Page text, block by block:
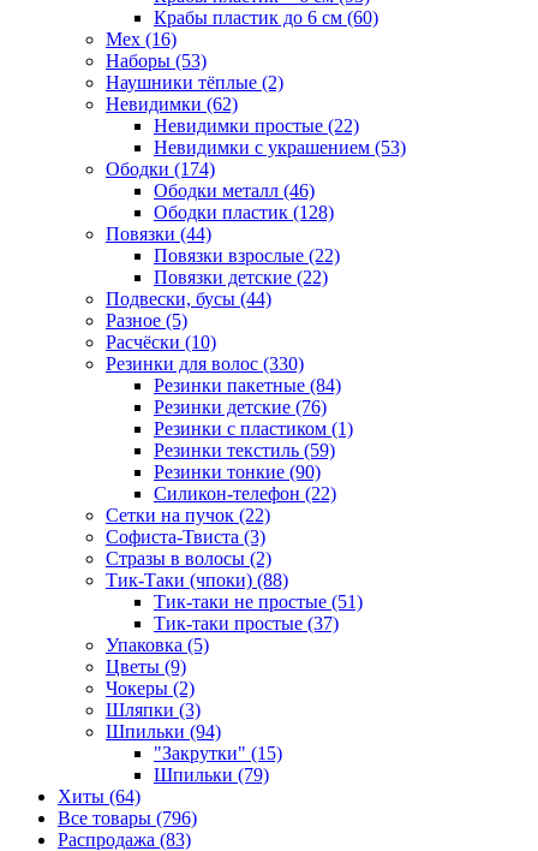
Крабы пластик до 6 см (60)
Мех (16)
Наборы (53)
Наушники тёплые (2)
Невидимки (62)
Невидимки простые (22)
Невидимки с украшением (53)
Ободки (174)
Ободки металл (46)
Ободки пластик (128)
Повязки (44)
Повязки взрослые (22)
Повязки детские (22)
Подвески, бусы (44)
Разное (5)
Расчёски (10)
Резинки для волос (330)
Резинки пакетные (84)
Резинки детские (76)
Резинки с пластиком (1)
Резинки текстиль (59)
Резинки тонкие (90)
Силикон-телефон (22)
Сетки на пучок (22)
Софиста-Твиста (3)
Стразы в волосы (2)
Тик-Таки (чпоки) (88)
Тик-таки не простые (51)
Тик-таки простые (37)
Упаковка (5)
Цветы (9)
Чокеры (2)
Шляпки (3)
Шпильки (94)
"Закрутки" (15)
Шпильки (79)
Хиты (64)
Все товары (796)
Распродажа (83)